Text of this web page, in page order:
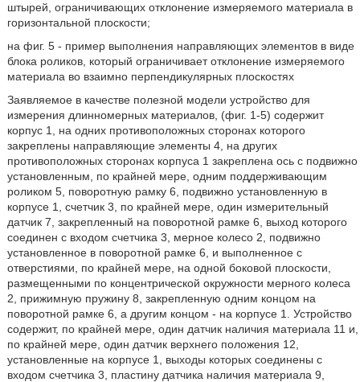
штырей, ограничивающих отклонение измеряемого материала в
горизонтальной плоскости;
на фиг. 5 - пример выполнения направляющих элементов в виде
блока роликов, который ограничивает отклонение измеряемого
материала во взаимно перпендикулярных плоскостях
Заявляемое в качестве полезной модели устройство для
измерения длинномерных материалов, (фиг. 1-5) содержит
корпус 1, на одних противоположных сторонах которого
закреплены направляющие элементы 4, на других
противоположных сторонах корпуса 1 закреплена ось с подвижно
установленным, по крайней мере, одним поддерживающим
роликом 5, поворотную рамку 6, подвижно установленную в
корпусе 1, счетчик 3, по крайней мере, один измерительный
датчик 7, закрепленный на поворотной рамке 6, выход которого
соединен с входом счетчика 3, мерное колесо 2, подвижно
установленное в поворотной рамке 6, и выполненное с
отверстиями, по крайней мере, на одной боковой плоскости,
размещенными по концентрической окружности мерного колеса
2, прижимную пружину 8, закрепленную одним концом на
поворотной рамке 6, а другим концом - на корпусе 1. Устройство
содержит, по крайней мере, один датчик наличия материала 11 и,
по крайней мере, один датчик верхнего положения 12,
установленные на корпусе 1, выходы которых соединены с
входом счетчика 3, пластину датчика наличия материала 9,